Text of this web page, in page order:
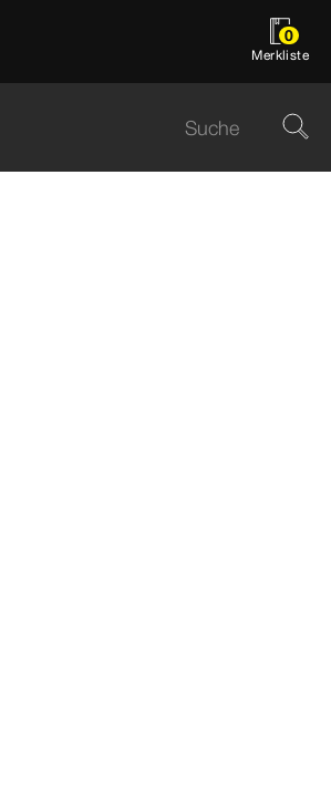
0
Merkliste